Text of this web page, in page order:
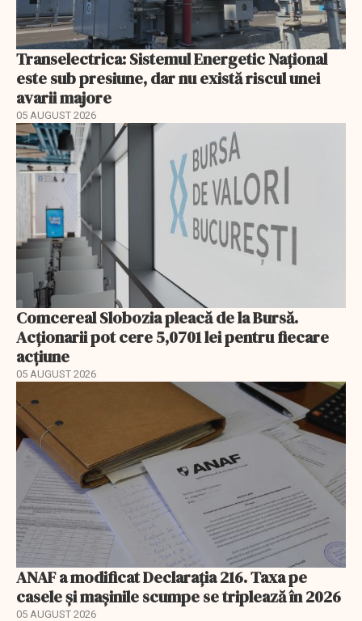
Transelectrica: Sistemul Energetic Național
este sub presiune, dar nu există riscul unei
avarii majore
05 AUGUST 2026
Comcereal Slobozia pleacă de la Bursă.
Acționarii pot cere 5,0701 lei pentru fiecare
acțiune
05 AUGUST 2026
ANAF a modificat Declarația 216. Taxa pe
casele și mașinile scumpe se triplează în 2026
05 AUGUST 2026